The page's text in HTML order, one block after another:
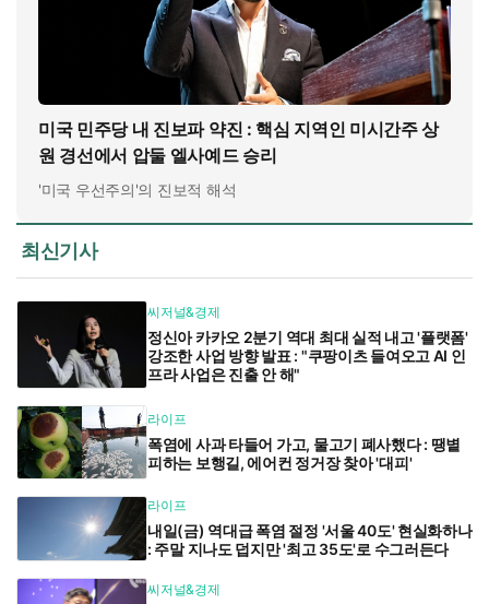
미국 민주당 내 진보파 약진 : 핵심 지역인 미시간주 상
원 경선에서 압둘 엘사예드 승리
'미국 우선주의'의 진보적 해석
최신기사
씨저널&경제
정신아 카카오 2분기 역대 최대 실적 내고 '플랫폼'
강조한 사업 방향 발표 : "쿠팡이츠 들여오고 AI 인
프라 사업은 진출 안 해"
라이프
폭염에 사과 타들어 가고, 물고기 폐사했다 : 땡볕
피하는 보행길, 에어컨 정거장 찾아 '대피'
라이프
내일(금) 역대급 폭염 절정 '서울 40도' 현실화하나
: 주말 지나도 덥지만 '최고 35도'로 수그러든다
씨저널&경제